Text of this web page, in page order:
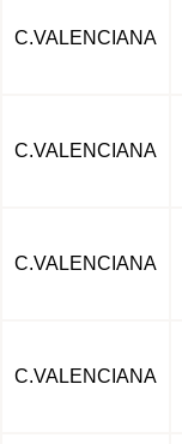
C.VALENCIANA
C.VALENCIANA
C.VALENCIANA
C.VALENCIANA